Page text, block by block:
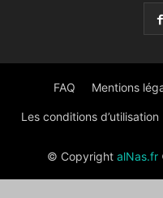
FAQ Mentions
Les conditions d’utilisation
© Copyright alNas.fr